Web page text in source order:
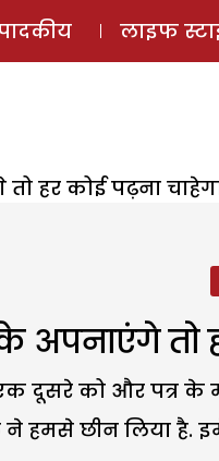
लाइफ
हर कोई पढ़ना
अपनाएंगे तो
को और पत्र के
हमसे छीन लिया है.